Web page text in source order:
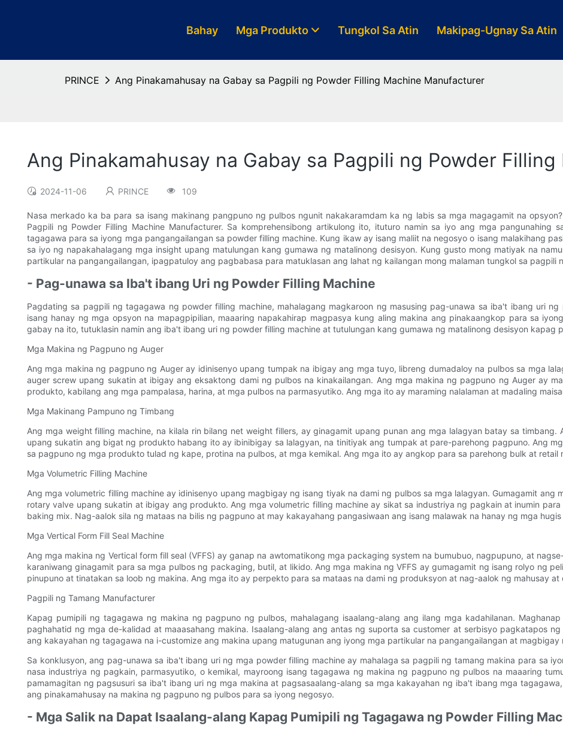
Bahay Mga Produkto Tungkol Sa Atin Makipag-Ugnay Sa Atin
PRINCE Ang Pinakamahusay na Gabay sa Pagpili ng Powder Filling Machine Manufacturer
Ang Pinakamahusay na Gabay sa Pagpili ng Powder
2024-11-06 PRINCE 109
Nasa merkado ka ba para sa isang makinang pangpuno ng pulbos ngunit nakakaramdam ka ng labis sa mga magagamit na
Pagpili ng Powder Filling Machine Manufacturer. Sa komprehensibong artikulong ito, ituturo namin sa iyo ang mga pangunahing
tagagawa para sa iyong mga pangangailangan sa powder filling machine. Kung ikaw ay isang maliit na negosyo o isang malakihang
sa iyo ng napakahalagang mga insight upang matulungan kang gumawa ng matalinong desisyon. Kung gusto mong matiyak na
partikular na pangangailangan, ipagpatuloy ang pagbabasa para matuklasan ang lahat ng kailangan mong malaman tungkol sa pagpili
- Pag-unawa sa Iba't ibang Uri ng Powder Filling Machine
Pagdating sa pagpili ng tagagawa ng powder filling machine, mahalagang magkaroon ng masusing pag-unawa sa iba't ibang uri
isang hanay ng mga opsyon na mapagpipilian, maaaring napakahirap magpasya kung aling makina ang pinakaangkop para sa
gabay na ito, tutuklasin namin ang iba't ibang uri ng powder filling machine at tutulungan kang gumawa ng matalinong desisyon kapag
Mga Makina ng Pagpuno ng Auger
Ang mga makina ng pagpuno ng Auger ay idinisenyo upang tumpak na ibigay ang mga tuyo, libreng dumadaloy na pulbos sa mga
auger screw upang sukatin at ibigay ang eksaktong dami ng pulbos na kinakailangan. Ang mga makina ng pagpuno ng Auger ay
produkto, kabilang ang mga pampalasa, harina, at mga pulbos na parmasyutiko. Ang mga ito ay maraming nalalaman at madaling
Mga Makinang Pampuno ng Timbang
Ang mga weight filling machine, na kilala rin bilang net weight fillers, ay ginagamit upang punan ang mga lalagyan batay sa
upang sukatin ang bigat ng produkto habang ito ay ibinibigay sa lalagyan, na tinitiyak ang tumpak at pare-parehong pagpuno. Ang
sa pagpuno ng mga produkto tulad ng kape, protina na pulbos, at mga kemikal. Ang mga ito ay angkop para sa parehong bulk at retail
Mga Volumetric Filling Machine
Ang mga volumetric filling machine ay idinisenyo upang magbigay ng isang tiyak na dami ng pulbos sa mga lalagyan. Gumagamit ang
rotary valve upang sukatin at ibigay ang produkto. Ang mga volumetric filling machine ay sikat sa industriya ng pagkain at inumin
baking mix. Nag-aalok sila ng mataas na bilis ng pagpuno at may kakayahang pangasiwaan ang isang malawak na hanay ng mga
Mga Vertical Form Fill Seal Machine
Ang mga makina ng Vertical form fill seal (VFFS) ay ganap na awtomatikong mga packaging system na bumubuo, nagpupuno, at
karaniwang ginagamit para sa mga pulbos ng packaging, butil, at likido. Ang mga makina ng VFFS ay gumagamit ng isang rolyo ng
pinupuno at tinatakan sa loob ng makina. Ang mga ito ay perpekto para sa mataas na dami ng produksyon at nag-aalok ng mahusay
Pagpili ng Tamang Manufacturer
Kapag pumipili ng tagagawa ng makina ng pagpuno ng pulbos, mahalagang isaalang-alang ang ilang mga kadahilanan.
paghahatid ng mga de-kalidad at maaasahang makina. Isaalang-alang ang antas ng suporta sa customer at serbisyo pagkatapos
ang kakayahan ng tagagawa na i-customize ang makina upang matugunan ang iyong mga partikular na pangangailangan at
Sa konklusyon, ang pag-unawa sa iba't ibang uri ng mga powder filling machine ay mahalaga sa pagpili ng tamang makina para sa
nasa industriya ng pagkain, parmasyutiko, o kemikal, mayroong isang tagagawa ng makina ng pagpuno ng pulbos na maaaring
pamamagitan ng pagsusuri sa iba't ibang uri ng mga makina at pagsasaalang-alang sa mga kakayahan ng iba't ibang mga
ang pinakamahusay na makina ng pagpuno ng pulbos para sa iyong negosyo.
- Mga Salik na Dapat Isaalang-alang Kapag Pumipili ng Tagagawa ng Powder Filling